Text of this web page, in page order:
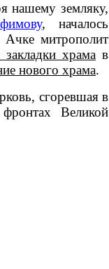
нашему земляку,
, началось
митрополит
храмав
нового храма.
сгоревшая в
Великой